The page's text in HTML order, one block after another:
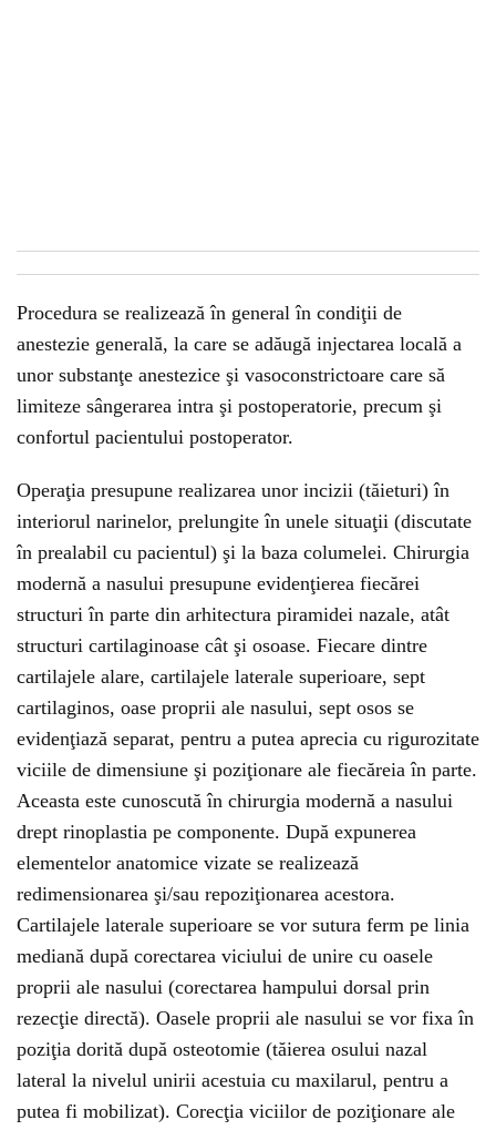
Procedura se realizează în general în condiţii de
anestezie generală, la care se adăugă injectarea locală a
unor substanţe anestezice şi vasoconstrictoare care să
limiteze sângerarea intra şi postoperatorie, precum şi
confortul pacientului postoperator.
Operaţia presupune realizarea unor incizii (tăieturi) în
interiorul narinelor, prelungite în unele situaţii (discutate
în prealabil cu pacientul) şi la baza columelei. Chirurgia
modernă a nasului presupune evidenţierea fiecărei
structuri în parte din arhitectura piramidei nazale, atât
structuri cartilaginoase cât şi osoase. Fiecare dintre
cartilajele alare, cartilajele laterale superioare, sept
cartilaginos, oase proprii ale nasului, sept osos se
evidenţiază separat, pentru a putea aprecia cu rigurozitate
viciile de dimensiune şi poziţionare ale fiecăreia în parte.
Aceasta este cunoscută în chirurgia modernă a nasului
drept rinoplastia pe componente. După expunerea
elementelor anatomice vizate se realizează
redimensionarea şi/sau repoziţionarea acestora.
Cartilajele laterale superioare se vor sutura ferm pe linia
mediană după corectarea viciului de unire cu oasele
proprii ale nasului (corectarea hampului dorsal prin
rezecţie directă). Oasele proprii ale nasului se vor fixa în
poziţia dorită după osteotomie (tăierea osului nazal
lateral la nivelul unirii acestuia cu maxilarul, pentru a
putea fi mobilizat). Corecţia viciilor de poziţionare ale